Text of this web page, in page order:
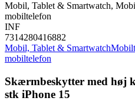
Mobil, Tablet & Smartwatch,
mobiltelefon
INF
7314280416882
Mobil, Tablet & Smartwatch
mobiltelefon
Skærmbeskytter med høj
stk iPhone 15